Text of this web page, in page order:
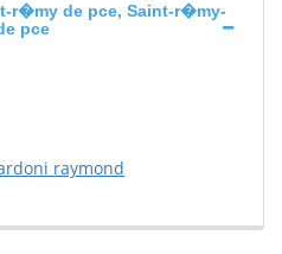
r�my de pce, Saint-r�my-
pce
raymond